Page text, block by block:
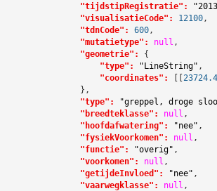
"tijdstipRegistratie":
"visualisatieCode":
12100,
"tdnCode":
600,
"mutatietype":
null ,
"geometrie":
{
"type":
"LineString" ,
"coordinates":
[[
                },
"type":
"greppel, droge
"breedteklasse":
null ,
"hoofdafwatering":
"nee" ,
"fysiekVoorkomen":
null ,
"functie":
"overig" ,
"voorkomen":
null ,
"getijdeInvloed":
"nee" ,
"vaarwegklasse":
null ,